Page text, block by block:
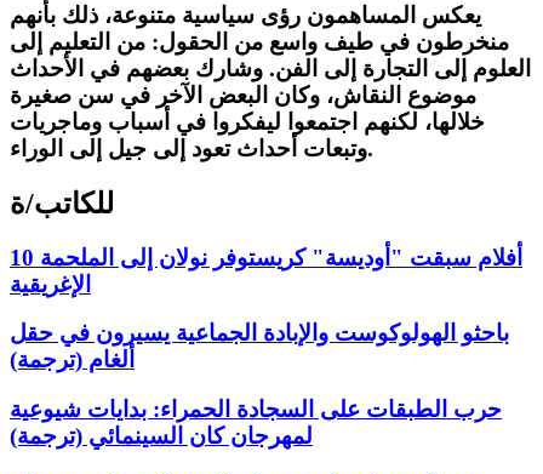
يعكس المساهمون رؤى سياسية متنوعة، ذلك بأنهم
منخرطون في طيف واسع من الحقول: من التعليم إلى
العلوم إلى التجارة إلى الفن. وشارك بعضهم في الأحداث
موضوع النقاش، وكان البعض الآخر في سن صغيرة
خلالها، لكنهم اجتمعوا ليفكروا في أسباب وماجريات
وتبعات أحداث تعود إلى جيل إلى الوراء.
للكاتب/ة
10 أفلام سبقت "أوديسة" كريستوفر نولان إلى الملحمة
الإغريقية
باحثو الهولوكوست والإبادة الجماعية يسيرون في حقل
ألغام (ترجمة)
حرب الطبقات على السجادة الحمراء: بدايات شيوعية
لمهرجان كان السينمائي (ترجمة)